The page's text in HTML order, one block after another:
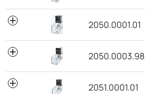
2050.0001.01
2050.0003.98
2051.0001.01